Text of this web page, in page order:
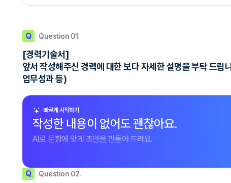
Q Question 01.
[경력기술서]
앞서 작성해주신 경력에 대한 보다 자세한 설명을 부탁 드립
업무성과 등)
빠르게 시작하기
작성한 내용이 없어도 괜찮아요.
AI로 문항에 맞게 초안을 만들어 드려요.
Q Question 02.